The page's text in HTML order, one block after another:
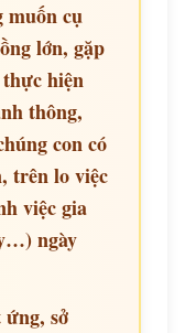
muốn cụ
lớn, gặp
hiện
thông,
con có
trên lo việc
việc gia
ngày
sở